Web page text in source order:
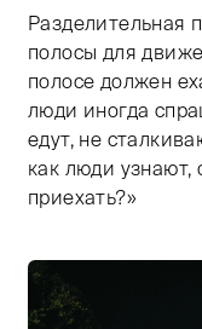
Разделительная
полосы для
полосе должен
люди иногда
едут, не
как люди
приехать?»